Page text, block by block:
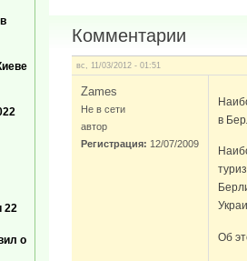
Комментарии
вс, 11/03/2012 - 01:51
Zames
Не в сети
автор
Регистрация: 12/07/2009
в
Об
22
о